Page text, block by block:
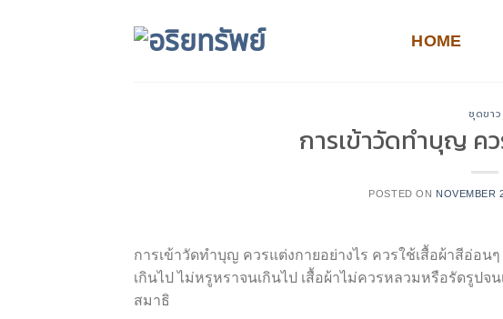
HOME
ชุดขาว
การเข้าวัดทำบุญ ค
POSTED ON NOVEMBER
การเข้าวัดทำบุญ ควรแต่งกายอย่างไร ควรใช้เสื้อผ้าสีอ่อน
เกินไป ไม่หรูหราจนเกินไป เสื้อผ้าไม่ควรหลวมหรือรัดรูปจ
สมาธิ